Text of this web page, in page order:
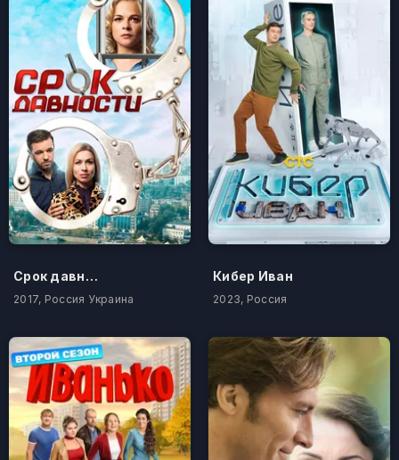
Срок давности
2017, Россия Украина
Кибер Иван
2023, Россия